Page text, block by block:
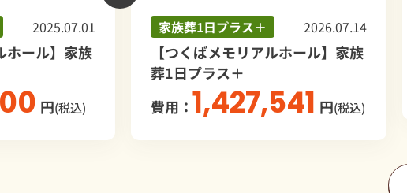
2025.07.01
ル】家族
円(税込)
家族葬1日プラス＋ 2026.07.14
【つくばメモリアルホール】家族
葬1日プラス＋
費用：1,427,541円 (税込)